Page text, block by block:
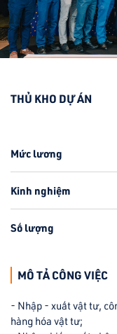
THỦ KHO DỰ ÁN
Mức lương
Kinh nghiệm
Số lượng
MÔ TẢ CÔNG VIỆC
- Nhập - xuất vật tư,
hàng hóa vật tư;